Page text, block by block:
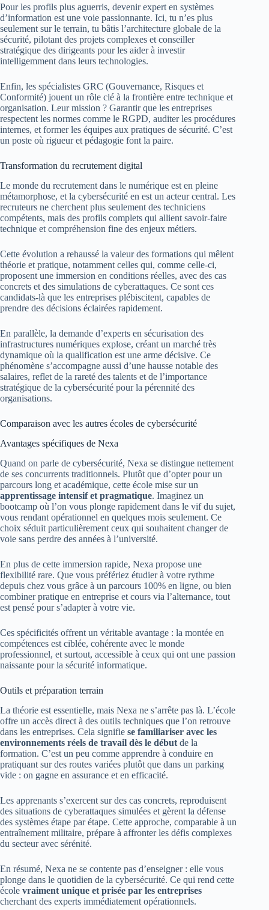
Pour les profils plus aguerris, devenir expert en systèmes
d’information est une voie passionnante. Ici, tu n’es plus
seulement sur le terrain, tu bâtis l’architecture globale de la
sécurité, pilotant des projets complexes et conseiller
stratégique des dirigeants pour les aider à investir
intelligemment dans leurs technologies.
Enfin, les spécialistes GRC (Gouvernance, Risques et
Conformité) jouent un rôle clé à la frontière entre technique et
organisation. Leur mission ? Garantir que les entreprises
respectent les normes comme le RGPD, auditer les procédures
internes, et former les équipes aux pratiques de sécurité. C’est
un poste où rigueur et pédagogie font la paire.
Transformation du recrutement digital
Le monde du recrutement dans le numérique est en pleine
métamorphose, et la cybersécurité en est un acteur central. Les
recruteurs ne cherchent plus seulement des techniciens
compétents, mais des profils complets qui allient savoir-faire
technique et compréhension fine des enjeux métiers.
Cette évolution a rehaussé la valeur des formations qui mêlent
théorie et pratique, notamment celles qui, comme celle-ci,
proposent une immersion en conditions réelles, avec des cas
concrets et des simulations de cyberattaques. Ce sont ces
candidats-là que les entreprises plébiscitent, capables de
prendre des décisions éclairées rapidement.
En parallèle, la demande d’experts en sécurisation des
infrastructures numériques explose, créant un marché très
dynamique où la qualification est une arme décisive. Ce
phénomène s’accompagne aussi d’une hausse notable des
salaires, reflet de la rareté des talents et de l’importance
stratégique de la cybersécurité pour la pérennité des
organisations.
Comparaison avec les autres écoles de cybersécurité
Avantages spécifiques de Nexa
Quand on parle de cybersécurité, Nexa se distingue nettement
de ses concurrents traditionnels. Plutôt que d’opter pour un
parcours long et académique, cette école mise sur un
apprentissage intensif et pragmatique. Imaginez un
bootcamp où l’on vous plonge rapidement dans le vif du sujet,
vous rendant opérationnel en quelques mois seulement. Ce
choix séduit particulièrement ceux qui souhaitent changer de
voie sans perdre des années à l’université.
En plus de cette immersion rapide, Nexa propose une
flexibilité rare. Que vous préfériez étudier à votre rythme
depuis chez vous grâce à un parcours 100% en ligne, ou bien
combiner pratique en entreprise et cours via l’alternance, tout
est pensé pour s’adapter à votre vie.
Ces spécificités offrent un véritable avantage : la montée en
compétences est ciblée, cohérente avec le monde
professionnel, et surtout, accessible à ceux qui ont une passion
naissante pour la sécurité informatique.
Outils et préparation terrain
La théorie est essentielle, mais Nexa ne s’arrête pas là. L’école
offre un accès direct à des outils techniques que l’on retrouve
dans les entreprises. Cela signifie se familiariser avec les
environnements réels de travail dès le début de la
formation. C’est un peu comme apprendre à conduire en
pratiquant sur des routes variées plutôt que dans un parking
vide : on gagne en assurance et en efficacité.
Les apprenants s’exercent sur des cas concrets, reproduisent
des situations de cyberattaques simulées et gèrent la défense
des systèmes étape par étape. Cette approche, comparable à un
entraînement militaire, prépare à affronter les défis complexes
du secteur avec sérénité.
En résumé, Nexa ne se contente pas d’enseigner : elle vous
plonge dans le quotidien de la cybersécurité. Ce qui rend cette
école vraiment unique et prisée par les entreprises
cherchant des experts immédiatement opérationnels.